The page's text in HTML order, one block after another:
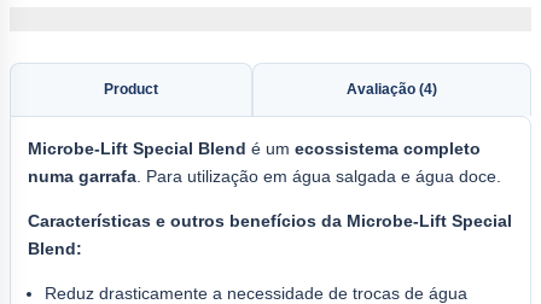
Product Avaliação (4)
Microbe-Lift Special Blend é um ecossistema completo
numa garrafa . Para utilização em água salgada e água doce.
Características e outros benefícios da Microbe-Lift Special
Blend:
Reduz drasticamente a necessidade de trocas de água